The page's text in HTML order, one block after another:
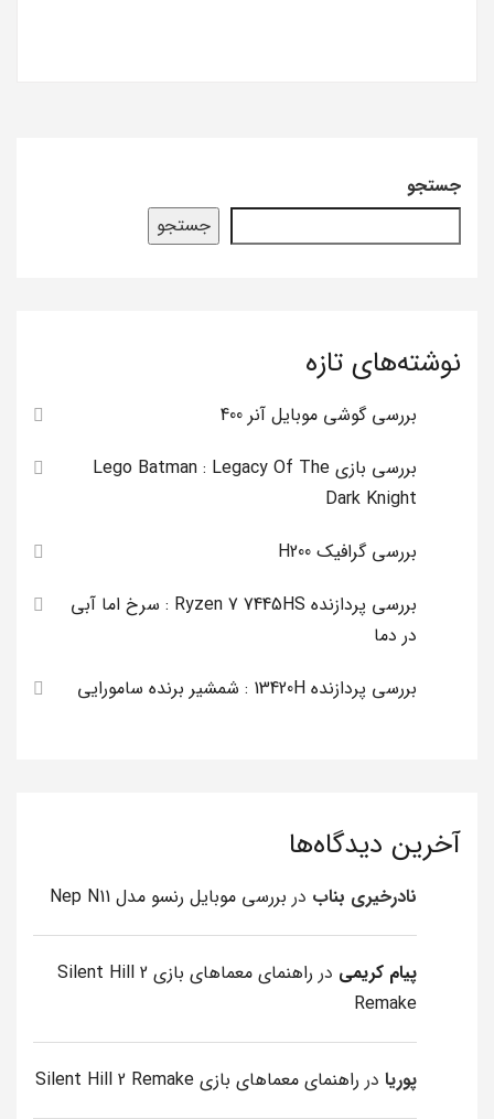
جستجو
جستجو
نوشته‌های تازه
بررسی گوشی موبایل آنر 400
بررسی بازی Lego Batman : Legacy Of The
Dark Knight
بررسی گرافیک H200
بررسی پردازنده Ryzen 7 7445HS : سرخ اما آبی
در دما
بررسی پردازنده 13420H : شمشیر برنده سامورایی
آخرین دیدگاه‌ها
نادرخیری بناب در بررسی موبایل رنسو مدل Nep N11
پیام کریمی در
راهنمای معماهای بازی Silent Hill 2
Remake
پوریا در راهنمای معماهای بازی Silent Hill 2 Remake